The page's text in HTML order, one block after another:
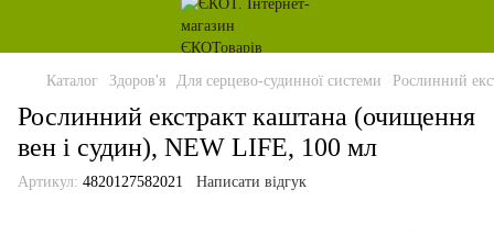
Каталог Здоров'я Для серцево-судинної системи Рослинний
Рослинний екстракт каштана (очищення
вен і судин), NEW LIFE, 100 мл
Артикул: 4820127582021 Написати відгук